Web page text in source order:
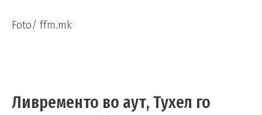
Foto/ ffm.mk
Ливременто во аут, Тухел го